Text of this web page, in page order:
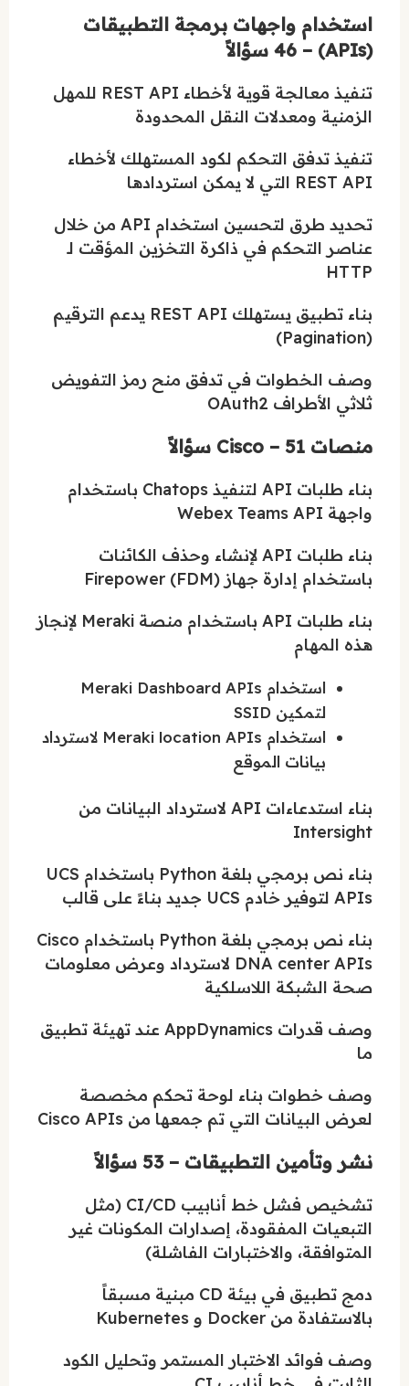
استخدام واجهات برمجة التطبيقات
(APIs) – 46 سؤالاً
تنفيذ معالجة قوية لأخطاء REST API للمهل
الزمنية ومعدلات النقل المحدودة
تنفيذ تدفق التحكم لكود المستهلك لأخطاء
REST API التي لا يمكن استردادها
تحديد طرق لتحسين استخدام API من خلال
عناصر التحكم في ذاكرة التخزين المؤقت لـ
HTTP
بناء تطبيق يستهلك REST API يدعم الترقيم
(Pagination)
وصف الخطوات في تدفق منح رمز التفويض
ثلاثي الأطراف OAuth2
منصات Cisco – 51 سؤالاً
بناء طلبات API لتنفيذ Chatops باستخدام
واجهة Webex Teams API
بناء طلبات API لإنشاء وحذف الكائنات
باستخدام إدارة جهاز Firepower (FDM)
بناء طلبات API باستخدام منصة Meraki لإنجاز
هذه المهام
استخدام Meraki Dashboard APIs
لتمكين SSID
استخدام Meraki location APIs لاسترداد
بيانات الموقع
بناء استدعاءات API لاسترداد البيانات من
Intersight
بناء نص برمجي بلغة Python باستخدام UCS
APIs لتوفير خادم UCS جديد بناءً على قالب
بناء نص برمجي بلغة Python باستخدام Cisco
DNA center APIs لاسترداد وعرض معلومات
صحة الشبكة اللاسلكية
وصف قدرات AppDynamics عند تهيئة تطبيق
ما
وصف خطوات بناء لوحة تحكم مخصصة
لعرض البيانات التي تم جمعها من Cisco APIs
نشر وتأمين التطبيقات – 53 سؤالاً
تشخيص فشل خط أنابيب CI/CD (مثل
التبعيات المفقودة، إصدارات المكونات غير
المتوافقة، والاختبارات الفاشلة)
دمج تطبيق في بيئة CD مبنية مسبقاً
بالاستفادة من Docker و Kubernetes
وصف فوائد الاختبار المستمر وتحليل الكود